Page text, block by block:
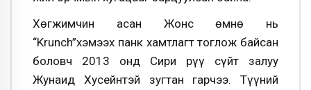
Хөгжимчин асан Жонс өмнө нь
“Krunch”хэмээх панк хамтлагт тоглож байсан
боловч 2013 онд Сири рүү сүйт залуу
Жунаид Хусейнтэй зугтан гарчээ. Түүний